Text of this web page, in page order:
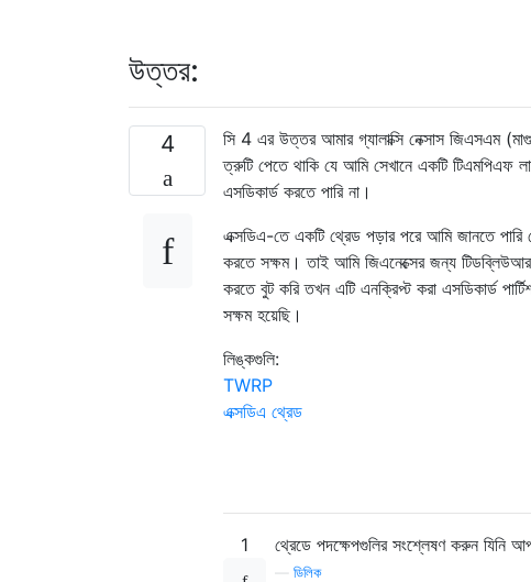
উত্তর:
4
সি 4 এর উত্তর আমার গ্যালাক্সি নেক্সাস জিএসএম
ত্রুটি পেতে থাকি যে আমি সেখানে একটি টিএমপিএফ
এসডিকার্ড করতে পারি না।
এক্সডিএ-তে একটি থ্রেড পড়ার পরে আমি জানতে পারি
করতে সক্ষম। তাই আমি জিএনেক্সের জন্য
করতে বুট করি তখন এটি এনক্রিপ্ট করা এসডিকার্ড
সক্ষম হয়েছি।
লিঙ্কগুলি:
TWRP
এক্সডিএ থ্রেড
1 থ্রেডে পদক্ষেপগুলির সংশ্লেষণ করুন যিনি
ডিলিক